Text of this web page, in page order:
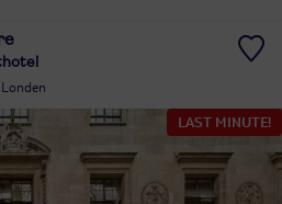
Londen
LAST MINUTE!